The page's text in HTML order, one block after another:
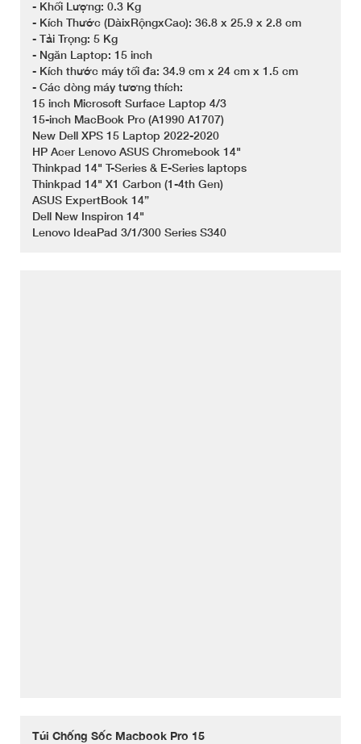
- Khối Lượng: 0.3 Kg
- Kích Thước (DàixRộngxCao): 36.8 x 25.9 x 2.8 cm
- Tải Trọng: 5 Kg
- Ngăn Laptop: 15 inch
- Kích thước máy tối đa: 34.9 cm x 24 cm x 1.5 cm
- Các dòng máy tương thích:
15 inch Microsoft Surface Laptop 4/3
15-inch MacBook Pro (A1990 A1707)
New Dell XPS 15 Laptop 2022-2020
HP Acer Lenovo ASUS Chromebook 14"
Thinkpad 14" T-Series & E-Series laptops
Thinkpad 14" X1 Carbon (1-4th Gen)
ASUS ExpertBook 14”
Dell New Inspiron 14"
Lenovo IdeaPad 3/1/300 Series S340
Túi Chống Sốc Macbook Pro 15